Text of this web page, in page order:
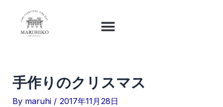
手作りのクリスマス
By maruhi / 2017年11月28日
稿
ナ
ー